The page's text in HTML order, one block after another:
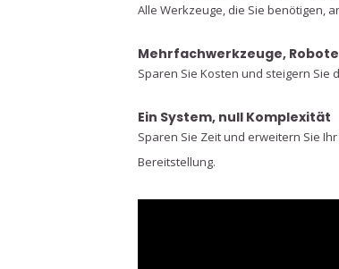
Alle Werkzeuge, die Sie benötigen,
Mehrfachwerkzeuge,
Sparen Sie Kosten und steigern
Ein System, null Komplexität
Sparen Sie Zeit und erweitern Sie
Bereitstellung.